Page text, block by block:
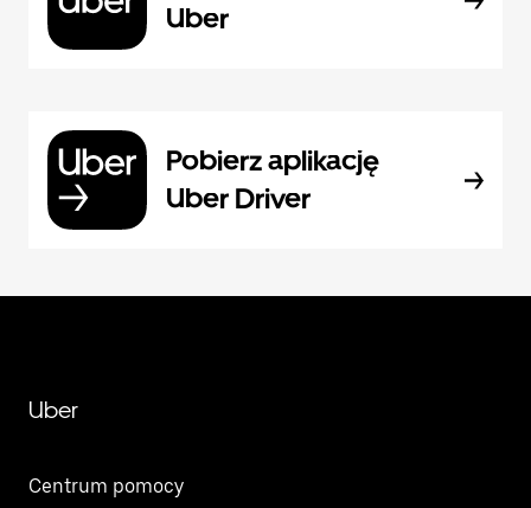
Uber
Pobierz aplikację
Uber Driver
Uber
Centrum pomocy